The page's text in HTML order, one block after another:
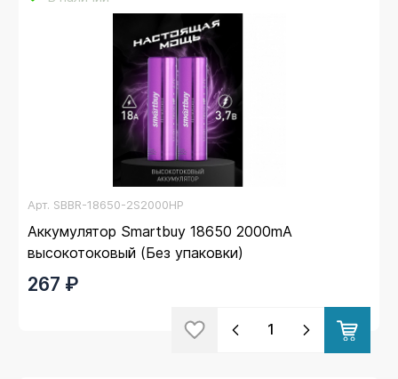
Арт. SBBR-18650-2S2000HP
Аккумулятор Smartbuy 18650 2000mA
высокотоковый (Без упаковки)
267 ₽